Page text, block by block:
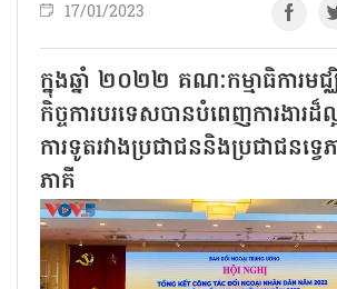
17/01/2023
ក្នុងឆ្នាំ ២០២២ គណៈកម្មាធិការម
កិច្ចការបរទេសបានបំពេញការងារ
ការទូតរវាងប្រជាជននិងប្រជាជនទ្
ភាគី